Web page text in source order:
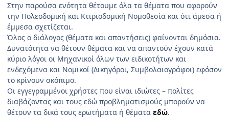
Στην παρούσα ενότητα θέτουμε όλα τα θέματα που αφορούν
την Πολεοδομική και Κτιριοδομική Νομοθεσία και ότι άμεσα ή
έμμεσα σχετίζεται.
Όλος ο διάλογος (θέματα και απαντήσεις) φαίνονται δημόσια.
Δυνατότητα να θέτουν θέματα και να απαντούν έχουν κατά
κύριο λόγοι οι Μηχανικοί όλων των ειδικοτήτων και
ενδεχόμενα και Νομικοί (Δικηγόροι, Συμβολαιογράφοι) εφόσον
το κρίνουν σκόπιμο.
Οι εγγεγραμμένοι χρήστες που είναι ιδιώτες – πολίτες
διαβάζοντας και τους εδώ προβληματισμούς μπορούν να
θέτουν τα δικά τους ερωτήματα ή θέματα εδώ.